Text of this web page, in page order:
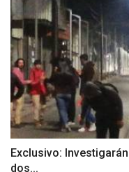
Exclusivo:
dos...